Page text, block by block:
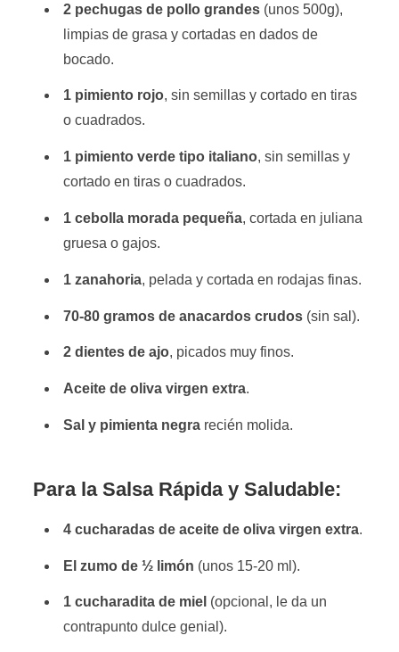
2 pechugas de pollo grandes(unos 500g),
limpias de grasa y cortadas en dados de
bocado.
1 pimiento rojo, sin semillas y cortado en tiras
o cuadrados.
1 pimiento verde tipo italiano, sin semillas y
cortado en tiras o cuadrados.
1 cebolla morada pequeña, cortada en juliana
gruesa o gajos.
1 zanahoria, pelada y cortada en rodajas finas.
70-80 gramos de anacardos crudos(sin sal).
2 dientes de ajo, picados muy finos.
Aceite de oliva virgen extra.
Sal y pimienta negrarecién molida.
Para la Salsa Rápida y Saludable:
4 cucharadas de aceite de oliva virgen extra.
El zumo de ½ limón (unos 15-20 ml).
1 cucharadita de miel (opcional, le da un
contrapunto dulce genial).